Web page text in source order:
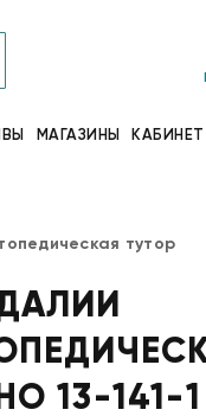
МАГАЗИНЫ
тутор
13-141-1